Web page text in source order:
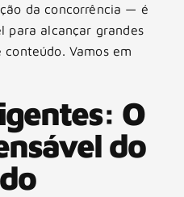
da concorrência — é
para alcançar grandes
Vamos em
O
do